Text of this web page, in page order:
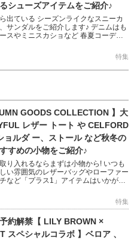
シューズアイテムをご紹介♪
出ている シーズンライクなスニーカ
サンダルをご紹介します♪ デニムはも
スやミニスカショなど 春夏コーデに
り […]
特集
GOODS COLLECTION 】大
レザー トート や CELFORD
ョルダ ー、ストール など秋冬の
すめの小物をご紹介♪
り入れるならまずは小物から! いつも
い雰囲気のレザーバッグやローファー
など「プラス1」アイテムはいかがで
特集
約解禁【 LILY BROWN ×
スペシャルコラボ 】ベロア 、